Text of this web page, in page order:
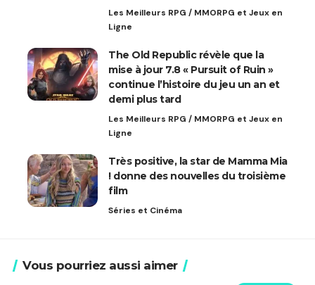
Les Meilleurs RPG / MMORPG et Jeux en
Ligne
The Old Republic révèle que la
mise à jour 7.8 « Pursuit of Ruin »
continue l’histoire du jeu un an et
demi plus tard
Les Meilleurs RPG / MMORPG et Jeux en
Ligne
Très positive, la star de Mamma Mia
! donne des nouvelles du troisième
film
Séries et Cinéma
Vous pourriez aussi aimer